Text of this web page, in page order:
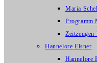
Maria
Programm
Hannelore Elsner
Hannelore